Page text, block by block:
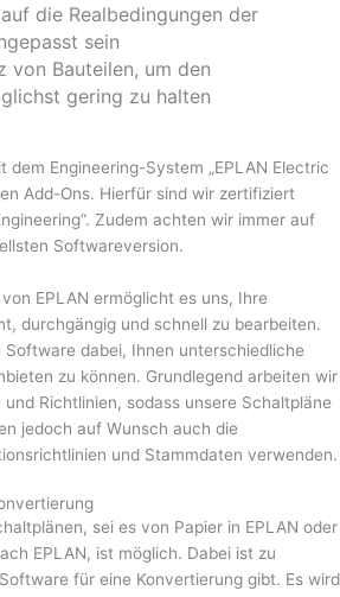
die Realbedingungen der
sein
von Bauteilen, um den
gering zu halten
dem Engineering-System „EPLAN Electric
Add-Ons. Hierfür sind wir zertifiziert
Zudem achten wir immer auf
Softwareversion.
EPLAN ermöglicht es uns, Ihre
durchgängig und schnell zu bearbeiten.
dabei, Ihnen unterschiedliche
zu können. Grundlegend arbeiten wir
Richtlinien, sodass unsere Schaltpläne
jedoch auf Wunsch auch die
und Stammdaten verwenden.
sei es von Papier in EPLAN oder
EPLAN, ist möglich. Dabei ist zu
für eine Konvertierung gibt. Es wird